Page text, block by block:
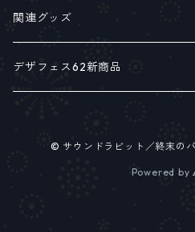
ミニアルバム
フルアルバム
絵本
関連書籍
関連グッズ
各種パンフレット
デザフェス62新商品
© サウンドラビット／終末の
Powered by